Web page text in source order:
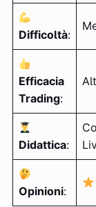
Difficoltà:
Efficacia
Trading:
Didattica:
Opinioni: